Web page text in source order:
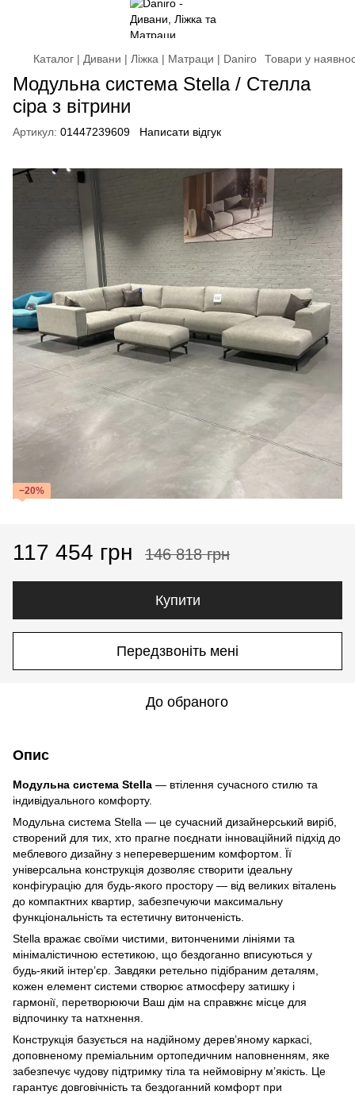
Каталог | Дивани | Ліжка | Матраци | Daniro Товари у
Модульна система Stella / Стелла
сіра з вітрини
Артикул: 01447239609 Написати відгук
−20%
117 454 грн 146 818 грн
Купити
Передзвоніть мені
До обраного
Опис
Модульна система Stella — втілення сучасного стилю та
індивідуального комфорту.
Модульна система Stella — це сучасний дизайнерський виріб,
створений для тих, хто прагне поєднати інноваційний підхід до
меблевого дизайну з неперевершеним комфортом. Її
універсальна конструкція дозволяє створити ідеальну
конфігурацію для будь-якого простору — від великих віталень
до компактних квартир, забезпечуючи максимальну
функціональність та естетичну витонченість.
Stella вражає своїми чистими, витонченими лініями та
мінімалістичною естетикою, що бездоганно вписуються у
будь-який інтер’єр. Завдяки ретельно підібраним деталям,
кожен елемент системи створює атмосферу затишку і
гармонії, перетворюючи Ваш дім на справжнє місце для
відпочинку та натхнення.
Конструкція базується на надійному дерев’яному каркасі,
доповненому преміальним ортопедичним наповненням, яке
забезпечує чудову підтримку тіла та неймовірну м’якість. Це
гарантує довговічність та бездоганний комфорт при